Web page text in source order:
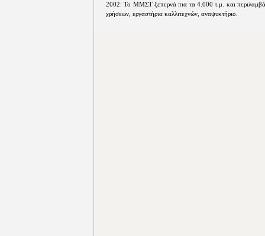
2002: Το ΜΜΣΤ ξεπερνά πια τα 4.000 τ.μ. και
χρήσεων, εργαστήρια καλλιτεχνών, αναψυκτήριο.